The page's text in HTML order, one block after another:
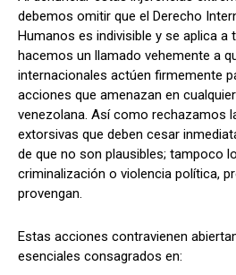
debemos omitir que el Derecho
Humanos es indivisible y se aplica a
hacemos un llamado vehemente a
internacionales actúen firmemente
acciones que amenazan en
venezolana. Así como rechazamos
extorsivas que deben cesar
de que no son plausibles; tampoco
criminalización o violencia política,
provengan.
Estas acciones contravienen
esenciales consagrados en: